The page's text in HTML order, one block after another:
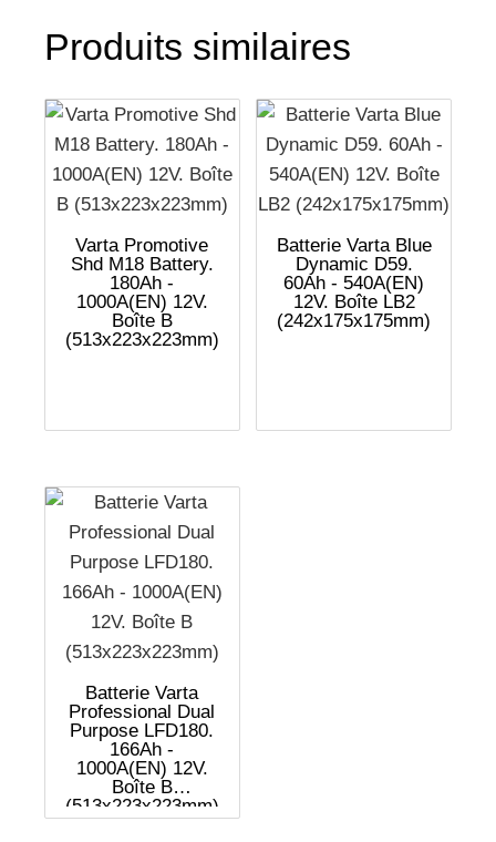
Produits similaires
Varta Promotive
Shd M18 Battery.
180Ah -
1000A(EN) 12V.
Boîte B
(513x223x223mm)
Batterie Varta Blue
Dynamic D59.
60Ah - 540A(EN)
12V. Boîte LB2
(242x175x175mm)
Batterie Varta
Professional Dual
Purpose LFD180.
166Ah -
1000A(EN) 12V.
Boîte B
(513x223x223mm)